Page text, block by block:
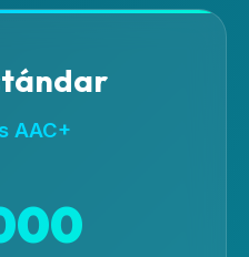
AAC+